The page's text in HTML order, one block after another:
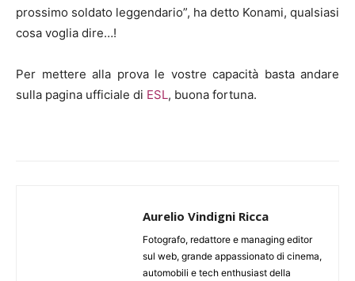
prossimo soldato leggendario”, ha detto Konami, qualsiasi
cosa voglia dire…!
Per mettere alla prova le vostre capacità basta andare
sulla pagina ufficiale di ESL, buona fortuna.
Aurelio Vindigni Ricca
Fotografo, redattore e managing editor
sul web, grande appassionato di cinema,
automobili e tech enthusiast della